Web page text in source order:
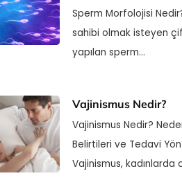
Sperm Morfolojisi
sahibi olmak isteyen
yapılan sperm…
Vajinismus Nedir?
Vajinismus Nedir?
Belirtileri ve Tedavi
Vajinismus, kadınlarda